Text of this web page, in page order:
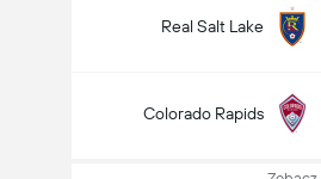
Real Salt Lake
Colorado Rapids